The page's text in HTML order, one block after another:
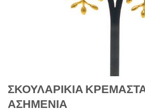
ΣΚΟΥΛΑΡΙΚΙΑ
ΑΣΗΜΕΝΙΑ